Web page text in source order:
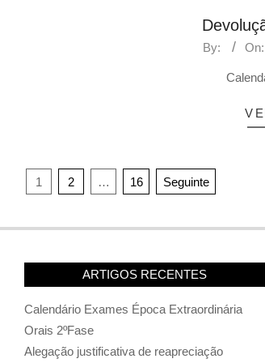
By: On:
Paginação
conteúdos
1 2 … 16 Seguinte
ARTIGOS RECENTES
Calendário Exames Época Extraordinária
Orais 2ºFase
Alegação justificativa de reapreciação